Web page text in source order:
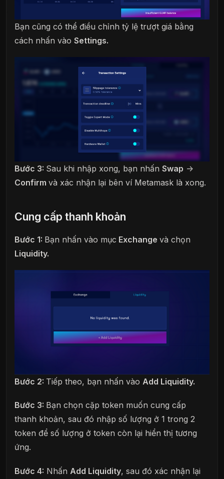
Bạn cũng có thể điều chỉnh tỷ lệ trượt giá bằng
cách nhấn vào Settings.
Bước 3: Sau khi nhập xong, bạn nhấn Swap ->
Confirm và xác nhận lại bên ví Metamask là xong.
Cung cấp thanh khoản
Bước 1: Bạn nhấn vào mục Exchange và chọn
Liquidity.
Bước 2: Tiếp theo, bạn nhấn vào Add Liquidity.
Bước 3: Bạn chọn cặp token muốn cung cấp
thanh khoản, sau đó nhập số lượng ở 1 trong 2
token để số lượng ở token còn lại hiển thị tương
ứng.
Bước 4: Nhấn Add Liquidity, sau đó xác nhận lại